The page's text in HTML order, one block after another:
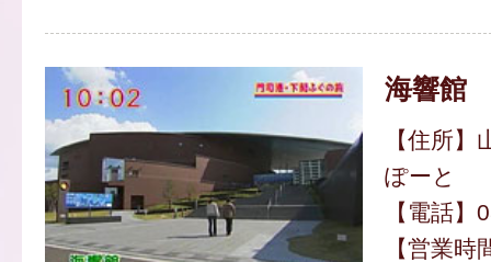
海響館
【住所
ぽーと
【電話
【営業